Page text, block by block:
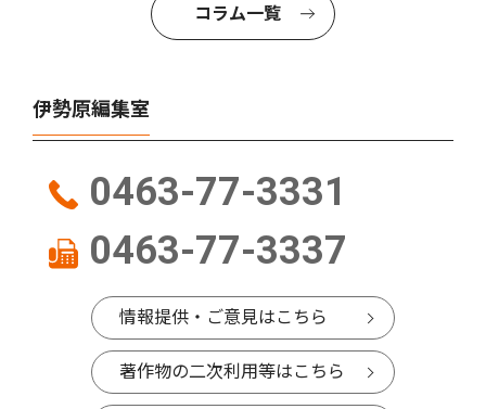
コラム一覧
伊勢原編集室
0463-77-3331
0463-77-3337
情報提供・ご意見はこちら
著作物の二次利用等はこちら